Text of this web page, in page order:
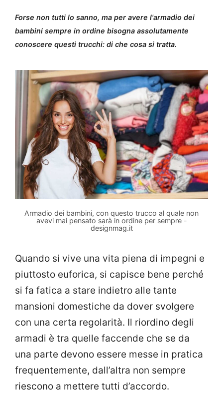
Forse non tutti lo sanno, ma per avere l'armadio dei
bambini sempre in ordine bisogna assolutamente
conoscere questi trucchi: di che cosa si tratta.
Armadio dei bambini, con questo trucco al quale non
avevi mai pensato sarà in ordine per sempre -
designmag.it
Quando si vive una vita piena di impegni e
piuttosto euforica, si capisce bene perché
si fa fatica a stare indietro alle tante
mansioni domestiche da dover svolgere
con una certa regolarità. Il riordino degli
armadi è tra quelle faccende che se da
una parte devono essere messe in pratica
frequentemente, dall’altra non sempre
riescono a mettere tutti d’accordo.